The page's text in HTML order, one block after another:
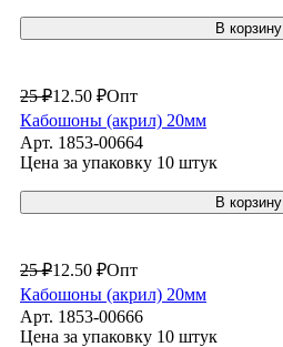
В корзину
25 ₽12.50 ₽Опт
Кабошоны (акрил) 20мм
Арт. 1853-00664
Цена за упаковку 10 штук
В корзину
25 ₽12.50 ₽Опт
Кабошоны (акрил) 20мм
Арт. 1853-00666
Цена за упаковку 10 штук